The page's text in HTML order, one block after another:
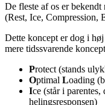
De fleste af os er bekendt
(Rest, Ice, Compression,
Dette koncept er dog i
mere tidssvarende koncept
Protect (stands
Optimal Loading
Ice (står i
helingsresponsen)